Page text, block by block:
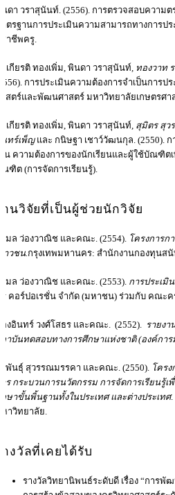
ดา วราสุนันท์. (2556). การตรวจสอบความต
ตรฐานการประเมินความสามารถทางการป
าชีพครู.
เกียรติ ทองเพิ่ม, พินดา วราสุนันท์, ทองวาท
การประเมินความต้องการจำเป็นกา
สตร์และพัฒนศาสตร์ มหาวิทยาลัยเกษตรศา
เกียรติ ทองเพิ่ม, พินดา วราสุนันท์, สุมิตร สุว
ทร์เพ็ญและ กนิษฐา เชาว์วัฒนกุล. (2550).
น ความต้องการของนักเรียนและผู้ใช้บัณฑิต
ฑิต (การจัดการเรียนรู้).
านวิจัยที่เป็นผู้ช่วยนักวิจัย
มล ว่องวาณิช และคณะ. (2554). โครงการก
าวชน.กรุงเทพมหานคร: สำนักงานกองทุนส
มล ว่องวาณิช และคณะ. (2553). การประเมิ
คอร์ปอเรชั่น จำกัด (มหาชน) ร่วมกับ คณะ
งอินทร์ วงศ์โสธร และคณะ. (2552). รายงา
าบันทดสอบทางการศึกษาแห่งชาติ (องค์กา
พันธุ์ สุวรรณมรรคา และคณะ. (2550). โคร
ร กระบวนการนวัตกรรม การจัดการเรียนรู้
ษาขั้นพิ้นฐานทั้งในประเทศ และต่างประเทศ
าวิทยาลัย.
างวัลที่เคยได้รับ
รางวัลวิทยานิพนธ์ระดับดี เรื่อง “การพั